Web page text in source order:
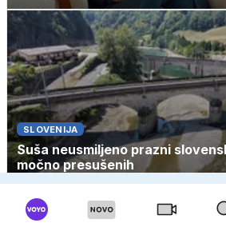
SLOVENIJA
Suša neusmiljeno prazni
močno presušenih